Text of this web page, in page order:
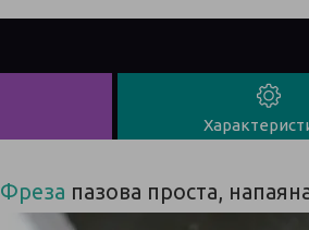
Фреза пазова проста,